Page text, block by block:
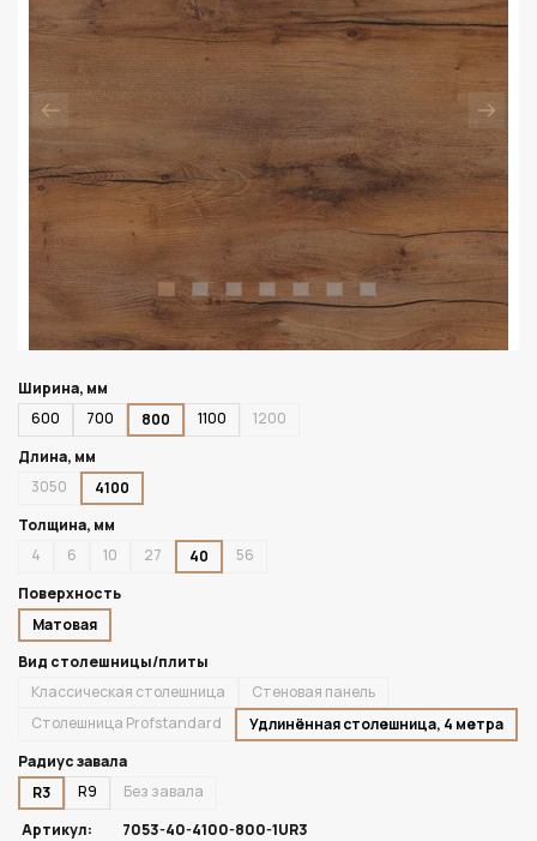
Ширина, мм
600
700 800 1100
1200
Длина, мм
3050
4100
Толщина, мм
4
6 10 27 40
56
Поверхность
Матовая
Вид столешницы/плиты
Классическая столешница
Стеновая панель
Столешница Profstandard
Удлинённая столешница, 4 метра
Радиус завала
R3
R9
Без завала
Артикул:
7053-40-4100-800-1UR3